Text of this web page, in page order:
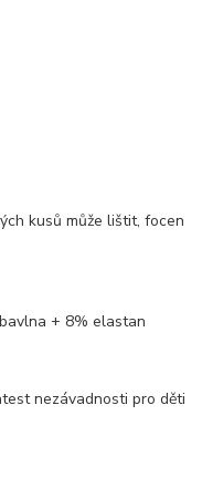
kusů může lištit, focen
+ 8% elastan
nezávadnosti pro děti